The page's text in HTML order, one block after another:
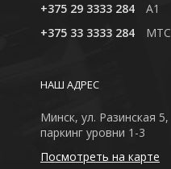
+375 29 3333 284
A1
+375 33 3333 284
MTC
НАШ АДРЕС
Минск, ул. Разинская 5,
паркинг уровни 1-3
Посмотреть на карте